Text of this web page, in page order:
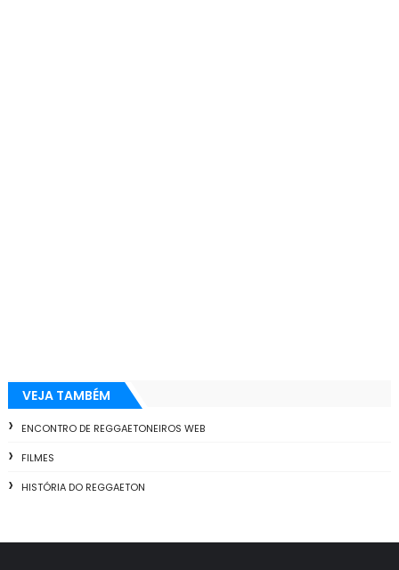
VEJA TAMBÉM
ENCONTRO DE REGGAETONEIROS WEB
FILMES
HISTÓRIA DO REGGAETON